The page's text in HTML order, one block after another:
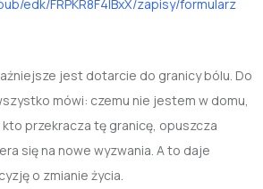
edk/FRPKR8F4lBxX/zapisy/formularz
jest dotarcie do granicy bólu. Do
mówi: czemu nie jestem w domu,
kto przekracza tę granicę, opuszcza
się na nowe wyzwania. A to daje
o zmianie życia.